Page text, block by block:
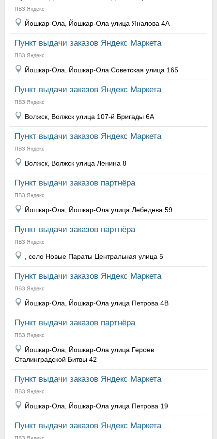
ПВЗ Яндекс
Йошкар-Ола, Йошкар-Ола улица Яналова 4А
Пункт выдачи заказов Яндекс Маркета
ПВЗ Яндекс
Йошкар-Ола, Йошкар-Ола Советская улица 165
Пункт выдачи заказов Яндекс Маркета
ПВЗ Яндекс
Волжск, Волжск улица 107-й Бригады 6А
Пункт выдачи заказов Яндекс Маркета
ПВЗ Яндекс
Волжск, Волжск улица Ленина 8
Пункт выдачи заказов партнёра
ПВЗ Яндекс
Йошкар-Ола, Йошкар-Ола улица Лебедева 59
Пункт выдачи заказов партнёра
ПВЗ Яндекс
, село Новые Параты Центральная улица 5
Пункт выдачи заказов Яндекс Маркета
ПВЗ Яндекс
Йошкар-Ола, Йошкар-Ола улица Петрова 4В
Пункт выдачи заказов партнёра
ПВЗ Яндекс
Йошкар-Ола, Йошкар-Ола улица Героев
Сталинградской Битвы 42
Пункт выдачи заказов Яндекс Маркета
ПВЗ Яндекс
Йошкар-Ола, Йошкар-Ола улица Петрова 19
Пункт выдачи заказов Яндекс Маркета